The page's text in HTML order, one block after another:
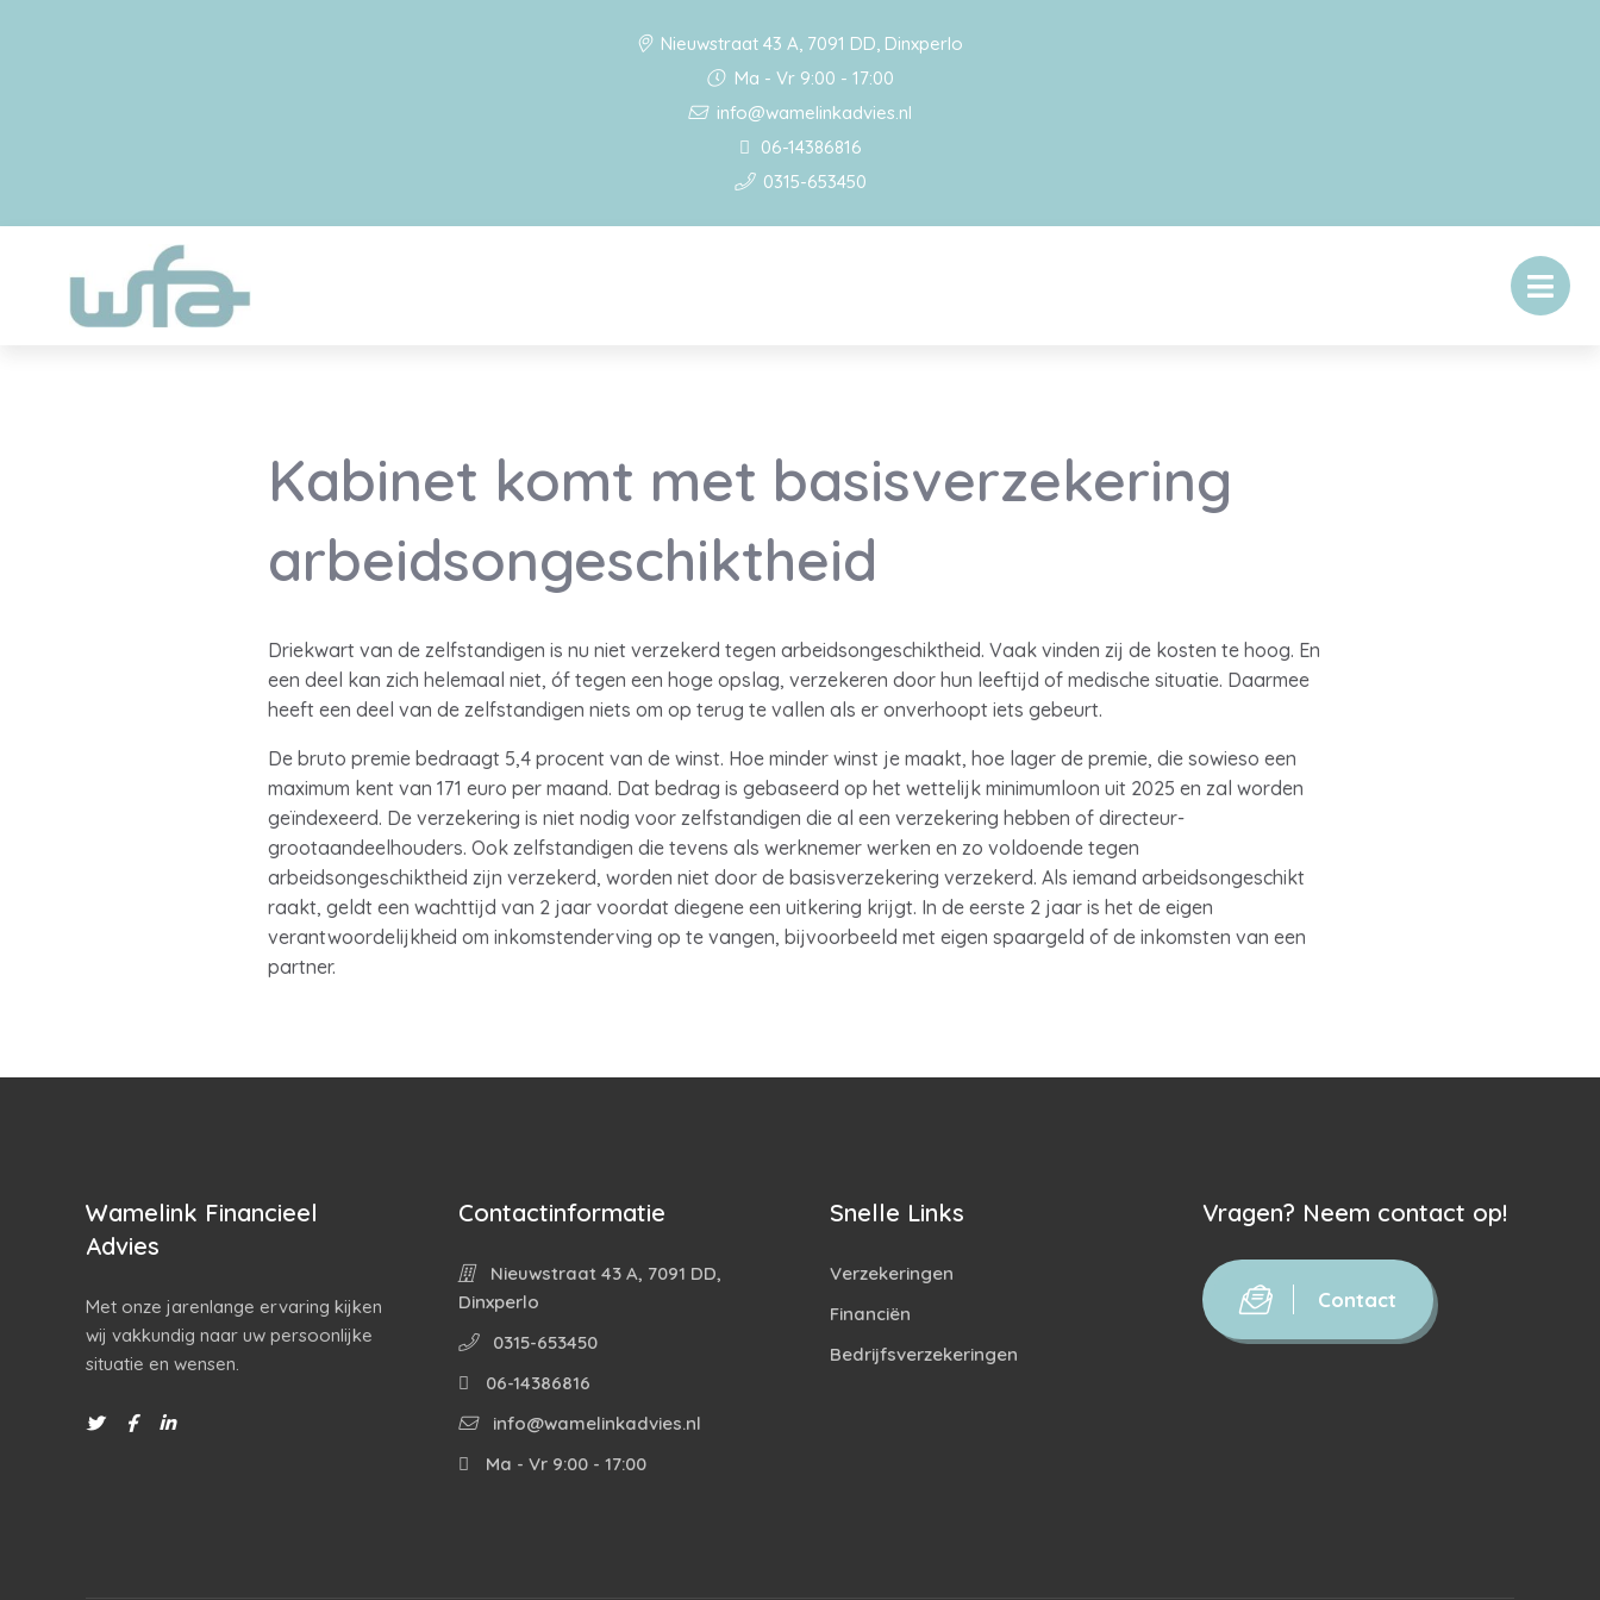
Nieuwstraat 43 A, 7091 DD, Dinxperlo
Ma - Vr 9:00 - 17:00
info@wamelinkadvies.nl
06-14386816
0315-653450
Kabinet komt met basisverzekering
arbeidsongeschiktheid
Driekwart van de zelfstandigen is nu niet verzekerd tegen arbeidsongeschiktheid. Vaak vinden zij de kosten te hoog. En
een deel kan zich helemaal niet, óf tegen een hoge opslag, verzekeren door hun leeftijd of medische situatie. Daarmee
heeft een deel van de zelfstandigen niets om op terug te vallen als er onverhoopt iets gebeurt.
De bruto premie bedraagt 5,4 procent van de winst. Hoe minder winst je maakt, hoe lager de premie, die sowieso een
maximum kent van 171 euro per maand. Dat bedrag is gebaseerd op het wettelijk minimumloon uit 2025 en zal worden
geïndexeerd. De verzekering is niet nodig voor zelfstandigen die al een verzekering hebben of directeur-
grootaandeelhouders. Ook zelfstandigen die tevens als werknemer werken en zo voldoende tegen
arbeidsongeschiktheid zijn verzekerd, worden niet door de basisverzekering verzekerd. Als iemand arbeidsongeschikt
raakt, geldt een wachttijd van 2 jaar voordat diegene een uitkering krijgt. In de eerste 2 jaar is het de eigen
verantwoordelijkheid om inkomstenderving op te vangen, bijvoorbeeld met eigen spaargeld of de inkomsten van een
partner.
Wamelink Financieel
Advies
Met onze jarenlange ervaring kijken
wij vakkundig naar uw persoonlijke
situatie en wensen.
Contactinformatie
Nieuwstraat 43 A, 7091 DD,
Dinxperlo
0315-653450
06-14386816
info@wamelinkadvies.nl
Ma - Vr 9:00 - 17:00
Snelle Links
Verzekeringen
Financiën
Bedrijfsverzekeringen
Vragen? Neem contact op!
Contact